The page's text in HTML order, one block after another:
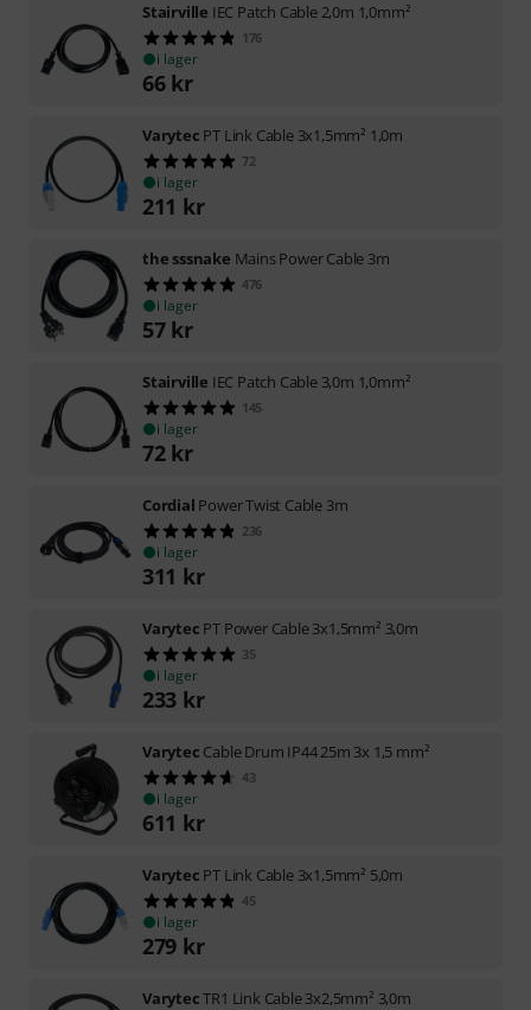
Stairville IEC Patch Cable 2,0m 1,0mm²
176
i lager
66 kr
Varytec PT Link Cable 3x1,5mm² 1,0m
72
i lager
211 kr
the sssnake Mains Power Cable 3m
476
i lager
57 kr
Stairville IEC Patch Cable 3,0m 1,0mm²
145
i lager
72 kr
Cordial Power Twist Cable 3m
236
i lager
311 kr
Varytec PT Power Cable 3x1,5mm² 3,0m
35
i lager
233 kr
Varytec Cable Drum IP44 25m 3x 1,5 mm²
43
i lager
611 kr
Varytec PT Link Cable 3x1,5mm² 5,0m
45
i lager
279 kr
VarytecTR1 Link Cable 3x2,5mm² 3,0m